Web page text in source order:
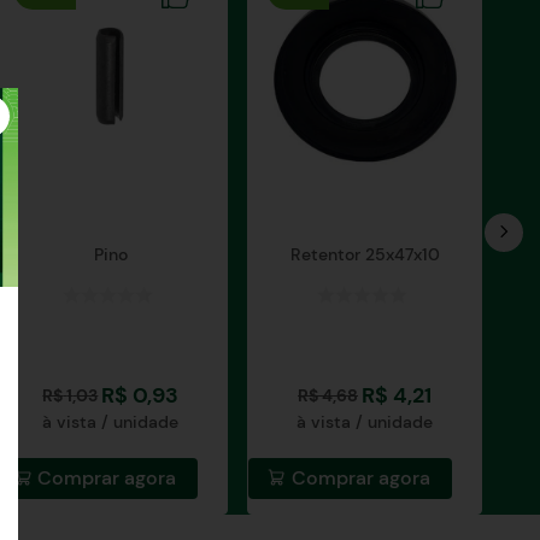
Pino
R$1,03 R$ 0,93
à vista / unidade
Comprar agora
Retentor 25x47x10
R$4,68 R$ 4,21
à vista / unidade
Comprar agora